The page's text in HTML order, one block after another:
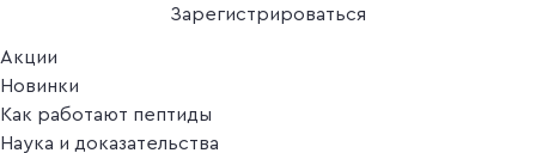
Зарегистрироваться
Акции
Новинки
Как работают пептиды
Наука и доказательства